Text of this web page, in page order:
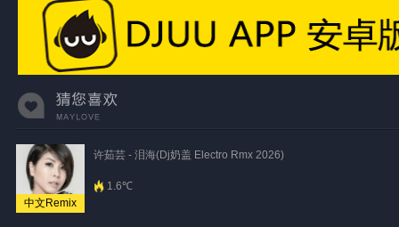
中文Remix
许茹芸 - 泪海(Dj奶盖 Electro Rmx 2026)
1.6℃